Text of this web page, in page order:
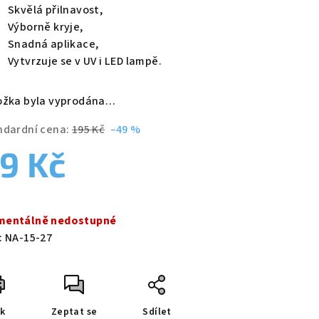
Skvělá přilnavost,
Výborně kryje,
Snadná aplikace,
Vytvrzuje se v UV i LED lampě.
byla vyprodána…
cena: 195 Kč –49 %
Kč
nedostupné
NA-15-27
Zeptat se Sdílet